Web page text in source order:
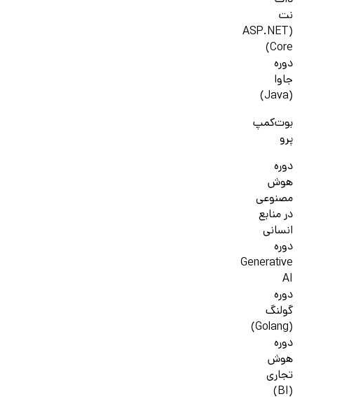
نت
(ASP.NET
Core)
دوره
جاوا
(Java)
بوت‌کمپ
پرو
دوره
هوش
مصنوعی
در منابع
انسانی
دوره
Generative
AI
دوره
گولنگ
(Golang)
دوره
هوش
تجاری
(BI)